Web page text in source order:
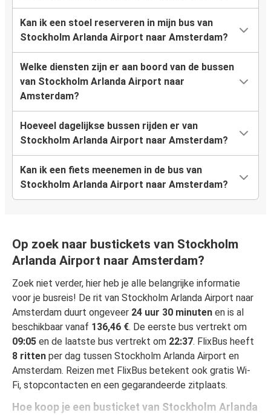
Kan ik een stoel reserveren in mijn bus van
Stockholm Arlanda Airport naar Amsterdam?
Welke diensten zijn er aan boord van de bussen
van Stockholm Arlanda Airport naar
Amsterdam?
Hoeveel dagelijkse bussen rijden er van
Stockholm Arlanda Airport naar Amsterdam?
Kan ik een fiets meenemen in de bus van
Stockholm Arlanda Airport naar Amsterdam?
Op zoek naar bustickets van Stockholm
Arlanda Airport naar Amsterdam?
Zoek niet verder, hier heb je alle belangrijke informatie
voor je busreis! De rit van Stockholm Arlanda Airport naar
Amsterdam duurt ongeveer 24 uur 30 minuten en is al
beschikbaar vanaf 136,46 €. De eerste bus vertrekt om
09:05 en de laatste bus vertrekt om 22:37. FlixBus heeft
8 ritten per dag tussen Stockholm Arlanda Airport en
Amsterdam. Reizen met FlixBus betekent ook gratis Wi-
Fi, stopcontacten en een gegarandeerde zitplaats.
Hoe koop je een busticket van Stockholm Arlanda